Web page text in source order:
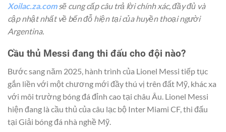
Xoilac.za.comsẽ cung cấp câu trả lời chính xác, đầy đủ và
cập nhật nhất về bến đỗ hiện tại của huyền thoại người
Argentina.
Cầu thủ Messi đang thi đấu cho đội nào?
Bước sang năm 2025, hành trình của Lionel Messi tiếp tục
gắn liền với một chương mới đầy thú vị trên đất Mỹ, khác xa
với môi trường bóng đá đỉnh cao tại châu Âu. Lionel Messi
hiện đang là cầu thủ của câu lạc bộ Inter Miami CF, thi đấu
tại Giải bóng đá nhà nghề Mỹ.